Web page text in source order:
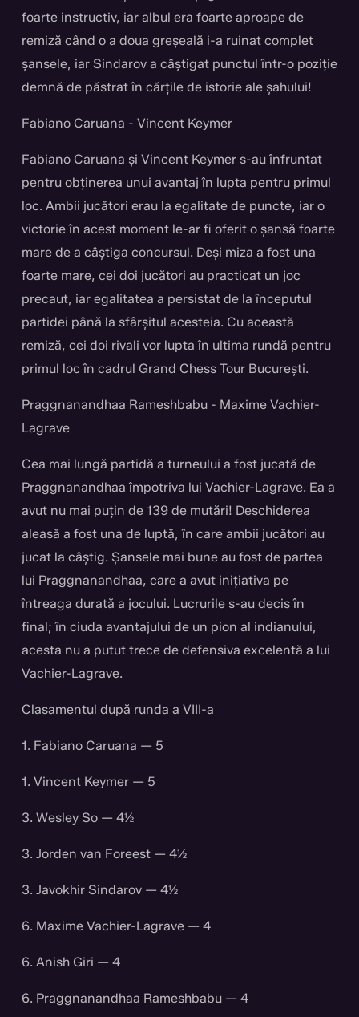
foarte instructiv, iar albul era foarte aproape de
remiză când o a doua greșeală i-a ruinat complet
șansele, iar Sindarov a câștigat punctul într-o poziție
demnă de păstrat în cărțile de istorie ale șahului!
Fabiano Caruana - Vincent Keymer
Fabiano Caruana și Vincent Keymer s-au înfruntat
pentru obținerea unui avantaj în lupta pentru primul
loc. Ambii jucători erau la egalitate de puncte, iar o
victorie în acest moment le-ar fi oferit o șansă foarte
mare de a câștiga concursul. Deși miza a fost una
foarte mare, cei doi jucători au practicat un joc
precaut, iar egalitatea a persistat de la începutul
partidei până la sfârșitul acesteia. Cu această
remiză, cei doi rivali vor lupta în ultima rundă pentru
primul loc în cadrul Grand Chess Tour București.
Praggnanandhaa Rameshbabu - Maxime Vachier-
Lagrave
Cea mai lungă partidă a turneului a fost jucată de
Praggnanandhaa împotriva lui Vachier-Lagrave. Ea a
avut nu mai puțin de 139 de mutări! Deschiderea
aleasă a fost una de luptă, în care ambii jucători au
jucat la câștig. Șansele mai bune au fost de partea
lui Praggnanandhaa, care a avut inițiativa pe
întreaga durată a jocului. Lucrurile s-au decis în
final; în ciuda avantajului de un pion al indianului,
acesta nu a putut trece de defensiva excelentă a lui
Vachier-Lagrave.
Clasamentul după runda a VIII-a
1. Fabiano Caruana — 5
1. Vincent Keymer — 5
3. Wesley So — 4½
3. Jorden van Foreest — 4½
3. Javokhir Sindarov — 4½
6. Maxime Vachier-Lagrave — 4
6. Anish Giri — 4
6. Praggnanandhaa Rameshbabu — 4